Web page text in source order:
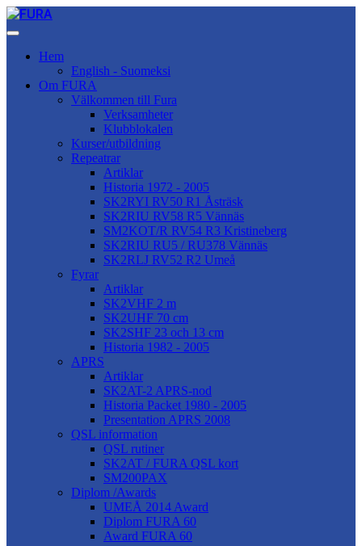
Hem
English - Suomeksi
Om FURA
Välkommen till Fura
Verksamheter
Klubblokalen
Kurser/utbildning
Repeatrar
Artiklar
Historia 1972 - 2005
SK2RYI RV50 R1 Åsträsk
SK2RIU RV58 R5 Vännäs
SM2KOT/R RV54 R3 Kristineberg
SK2RIU RU5 / RU378 Vännäs
SK2RLJ RV52 R2 Umeå
Fyrar
Artiklar
SK2VHF 2 m
SK2UHF 70 cm
SK2SHF 23 och 13 cm
Historia 1982 - 2005
APRS
Artiklar
SK2AT-2 APRS-nod
Historia Packet 1980 - 2005
Presentation APRS 2008
QSL information
QSL rutiner
SK2AT / FURA QSL kort
SM200PAX
Diplom /Awards
UMEÅ 2014 Award
Diplom FURA 60
Award FURA 60